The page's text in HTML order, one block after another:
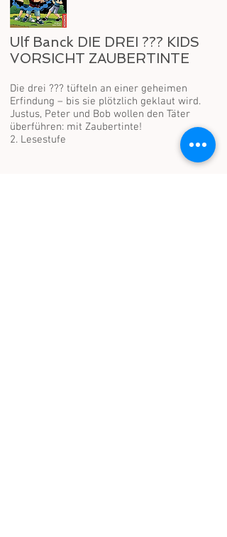
Ulf Banck DIE DREI ??? KIDS
VORSICHT ZAUBERTINTE
Die drei ??? tüfteln an einer geheimen
Erfindung – bis sie plötzlich geklaut wird.
Justus, Peter und Bob wollen den Täter
überführen: mit Zaubertinte!
2. Lesestufe